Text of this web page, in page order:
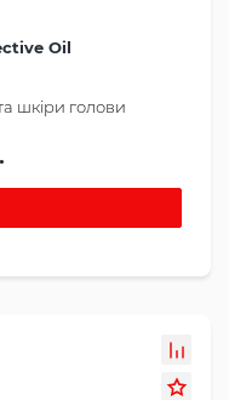
Oil
шкіри голови